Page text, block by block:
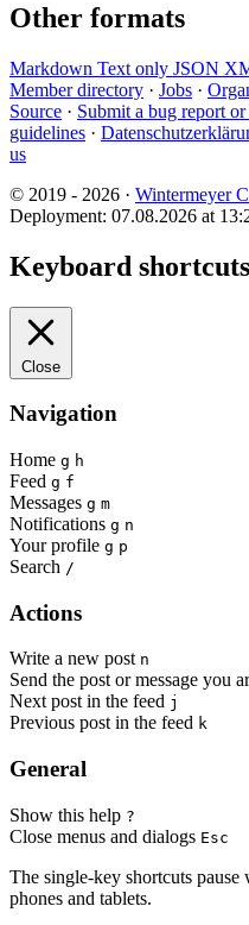
Other formats
Markdown Text only JSON
Member directory · Jobs ·
Source · Submit a bug report or
guidelines ·
us
© 2019 - 2026 · Wintermeyer
Deployment: 07.08.2026 at
Keyboard shortcuts
Close
Navigation
Home g h
Feed g f
Messages g m
Notifications g n
Your profile g p
Search /
Actions
Write a new post n
Send the post or message you
Next post in the feed j
Previous post in the feed k
General
Show this help ?
Close menus and dialogs Esc
The single-key shortcuts
phones and tablets.